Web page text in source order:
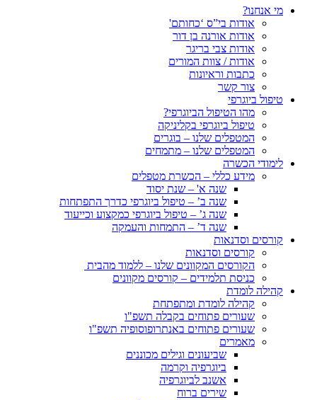
מי אנחנו?
אודות בי”ס ‘כחותם'
אודות אורנה בן דור
אודות צבי בריגר
אודות / צוות המורים
כתבות וראיונות
צור קשר
טיפול ביוגרפי
מהו הטיפול הביוגרפי?
טיפול ביוגרפי בקליניקה
המטפלים שלנו – בוגרים
המטפלים שלנו – מתמחים
לימודי הכשרה
מידע כללי – הכשרת מטפלים
שנה א' – שנת יסוד
שנה ב’ – טיפול ביוגרפי כדרך התפתחות
שנה ג’ – טיפול ביוגרפי כמקצוע וכייעוד
שנה ד’ – התמחות והעמקה
קורסים וסדנאות
קורסים וסדנאות
הקורסים המקוונים שלנו – ללמוד מהבית
כניסת תלמידים – קורסים מקוונים
קהילה לומדת
קהילה לומדת ומתפתחת
שעורים פתוחים בקבלה תשפ"ו
שעורים פתוחים באנתרופוסופיה תשפ"ו
מאמרים
שביעונים וגילים מכוננים
ביוגרפיה וקרמה
אשנב לביוגרפיה
שירים ברוח